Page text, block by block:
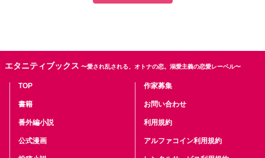
エタニティブックス 〜愛され乱される、オトナの恋。溺愛主義の恋愛レーベル〜
TOP
書籍
番外編小説
公式漫画
作家募集
お問い合わせ
利用規約
アルファコイン利用規約